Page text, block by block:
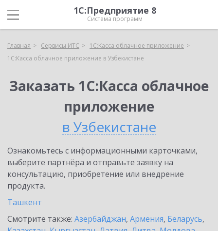
1С:Предприятие 8
Система программ
Главная Сервисы ИТС
1С:Касса облачное приложение
1С:Касса облачное приложение в Узбекистане
Заказать 1С:Касса облачное
приложение
в Узбекистане
Ознакомьтесь с информационными карточками,
выберите партнёра и отправьте заявку на
консультацию, приобретение или внедрение
продукта.
Ташкент
Смотрите также: Азербайджан, Армения, Беларусь,